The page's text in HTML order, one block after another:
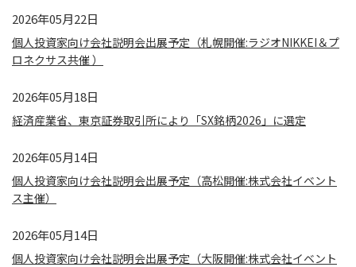
2026年05月22日
個人投資家向け会社説明会出展予定（札幌開催:ラジオNIKKEI＆プ
ロネクサス共催 ）
2026年05月18日
経済産業省、東京証券取引所により「SX銘柄2026」に選定
2026年05月14日
個人投資家向け会社説明会出展予定（高松開催:株式会社イベント
ス主催）
2026年05月14日
個人投資家向け会社説明会出展予定（大阪開催:株式会社イベント